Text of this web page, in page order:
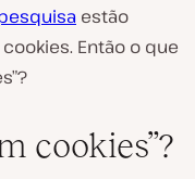
estão
Então o que
cookies”?